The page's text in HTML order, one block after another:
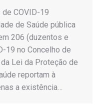
COVID-19
de Saúde pública
206 (duzentos e
19 no Concelho de
Lei da Proteção de
reportam à
a existência…